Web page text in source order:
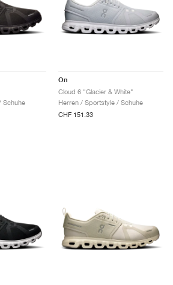
Schuhe
On
Cloud 6 "Glacier & White"
Herren / Sportstyle / Schuhe
CHF 151.33